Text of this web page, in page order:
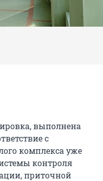
выполнена
с
комплекса уже
контроля
приточной